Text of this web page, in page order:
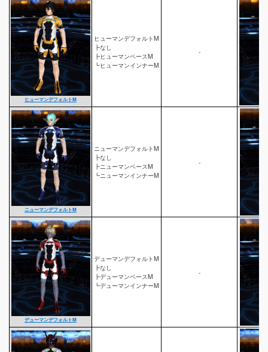
ヒューマンデフォルトM
ヒューマンデフォルトM
┣なし
┣ヒューマンベースM
┗ヒューマンインナーM
-
ニューマンデフォルトM
ニューマンデフォルトM
┣なし
┣ニューマンベースM
┗ニューマンインナーM
-
デューマンデフォルトM
デューマンデフォルトM
┣なし
┣デューマンベースM
┗デューマンインナーM
-